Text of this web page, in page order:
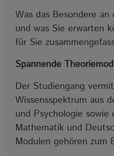
Was das Besondere
und was Sie erwarten
für Sie
Spannende
Der Studiengang
Wissensspektrum aus
und Psychologie sowie
Mathematik und
Modulen gehören zum